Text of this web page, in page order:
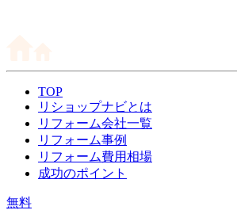
TOP
リショップナビとは
リフォーム会社一覧
リフォーム事例
リフォーム費用相場
成功のポイント
無料